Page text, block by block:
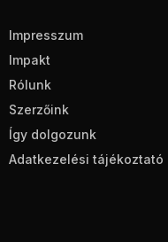
Impresszum
Impakt
Rólunk
Szerzőink
Így dolgozunk
Adatkezelési tájékoztató